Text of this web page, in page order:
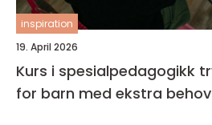
inspiration
19. April 2026
Kurs i spesialpedagogikk tryggere hverdag
for barn med ekstra behov